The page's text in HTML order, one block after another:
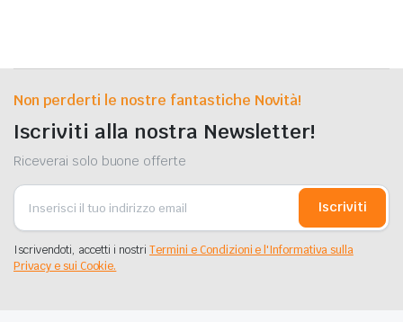
Non perderti le nostre fantastiche Novità!
Iscriviti alla nostra Newsletter!
Riceverai solo buone offerte
Iscriviti
Iscrivendoti, accetti i nostriTermini e Condizioni e l'Informativa sulla
Privacy e sui Cookie.